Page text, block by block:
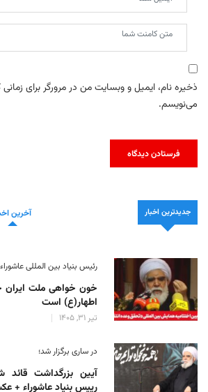
ذخیره نام، ایمیل و وبسایت من در مرورگر برای
می‌نویسم.
جدیدترین اخبار آخرین
رئیس بنیاد بین المللی
خون خواهی ملت ایران
اطهار(ع) است
تیر 31, 1405
در ساری برگزار شد؛
آیین بزرگداشت قائد
رییس بنیاد عاشوراء +